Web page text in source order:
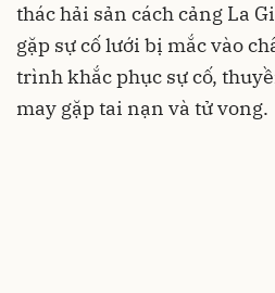
thác hải sản cách cảng La
gặp sự cố lưới bị mắc vào
trình khắc phục sự cố,
may gặp tai nạn và tử vong.